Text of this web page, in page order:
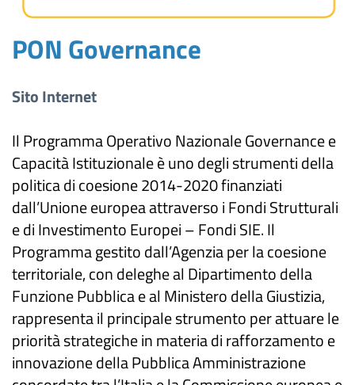
PON Governance
Sito Internet
Il Programma Operativo Nazionale Governance e
Capacità Istituzionale è uno degli strumenti della
politica di coesione 2014-2020 finanziati
dall’Unione europea attraverso i Fondi Strutturali
e di Investimento Europei – Fondi SIE. Il
Programma gestito dall’Agenzia per la coesione
territoriale, con deleghe al Dipartimento della
Funzione Pubblica e al Ministero della Giustizia,
rappresenta il principale strumento per attuare le
priorità strategiche in materia di rafforzamento e
innovazione della Pubblica Amministrazione